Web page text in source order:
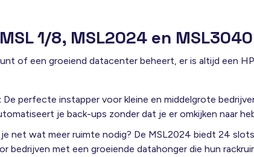
1/8, MSL2024 en MSL3040
of een groeiend datacenter beheert, er is altijd een
De perfecte instapper voor kleine en middelgrote
je back-ups zonder dat je er omkijken naar
net wat meer ruimte nodig? De MSL2024 biedt 24
bedrijven met een groeiende datahonger die hun